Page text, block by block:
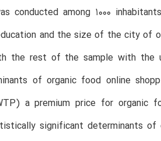
conducted among 1000
and the size of the city of
the rest of the sample with
of organic food online
a premium price for organic
significant determinants of